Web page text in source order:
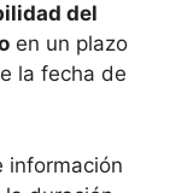
del
en un plazo
la fecha de
información